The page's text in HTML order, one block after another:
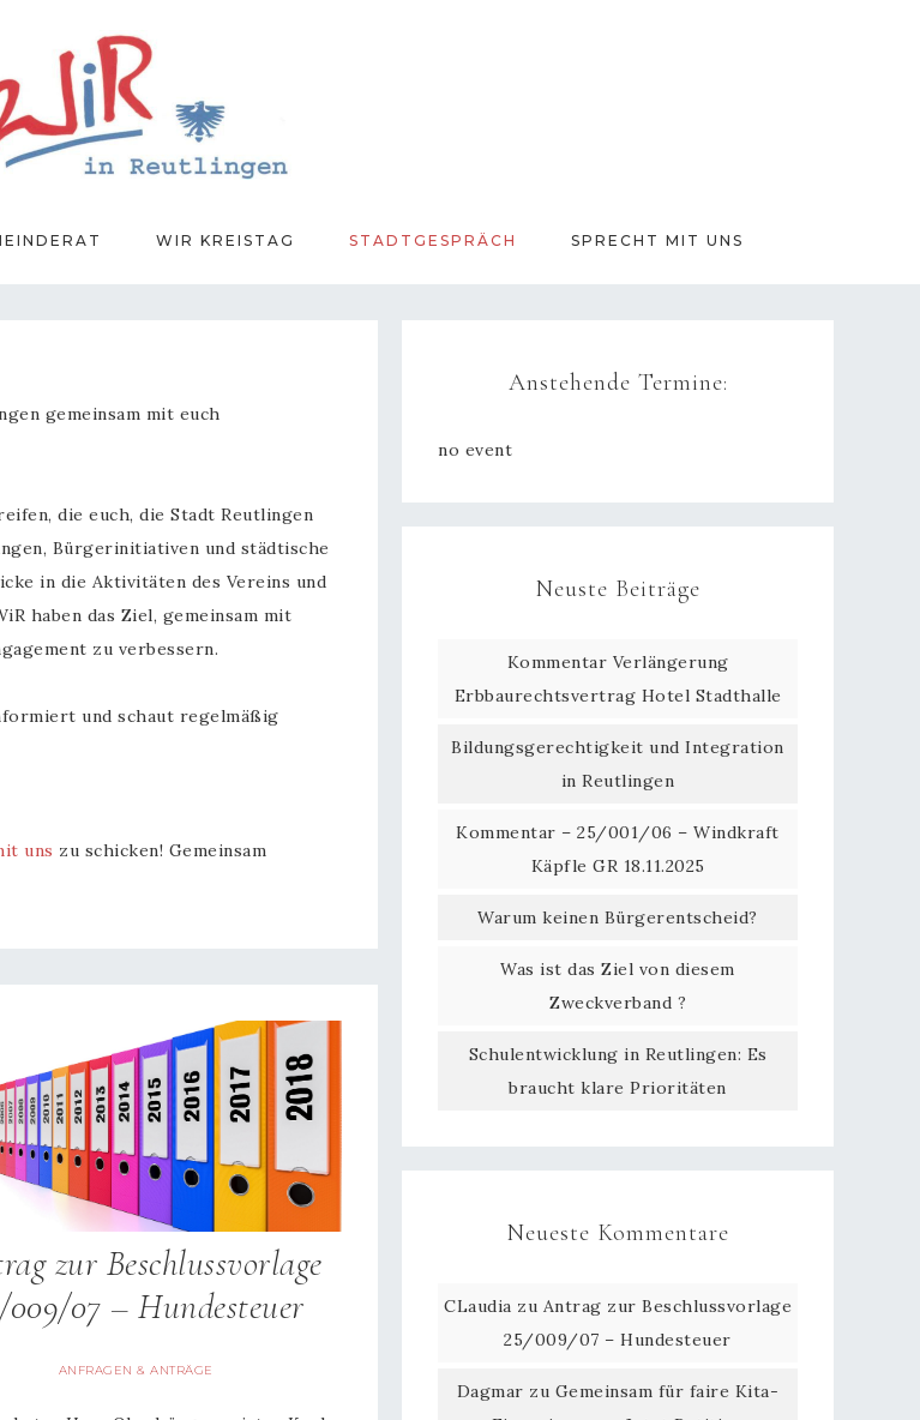
WIR KREISTAG STADTGESPRÄCH SPRECHT MIT UNS
gemeinsam mit euch
die euch, die Stadt Reutlingen
Bürgerinitiativen und städtische
in die Aktivitäten des Vereins und
haben das Ziel, gemeinsam mit
zu verbessern.
und schaut regelmäßig
uns zu schicken! Gemeinsam
zur Beschlussvorlage
009/07 – Hundesteuer
ANFRAGEN & ANTRÄGE
Anstehende Termine:
no event
Neuste Beiträge
Kommentar Verlängerung
Erbbaurechtsvertrag Hotel Stadthalle
Bildungsgerechtigkeit und Integration
in Reutlingen
Kommentar – 25/001/06 – Windkraft
Käpfle GR 18.11.2025
Warum keinen Bürgerentscheid?
Was ist das Ziel von diesem
Zweckverband ?
Schulentwicklung in Reutlingen: Es
braucht klare Prioritäten
Neueste Kommentare
CLaudia zu Antrag zur Beschlussvorlage
25/009/07 – Hundesteuer
Dagmar zu Gemeinsam für faire Kita-